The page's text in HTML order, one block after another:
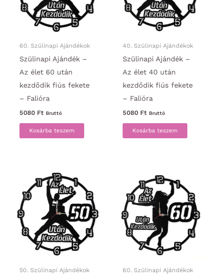
60. Szülinapi Ajándékok
Szülinapi Ajándék –
Az élet 60 után
kezdődik fiús fekete
– Falióra
5080 Ft Bruttó
Kosárba teszem
40. Szülinapi Ajándékok
Szülinapi Ajándék –
Az élet 40 után
kezdődik fiús fekete
– Falióra
5080 Ft Bruttó
Kosárba teszem
50. Szülinapi Ajándékok 60. Szülinapi Ajándékok